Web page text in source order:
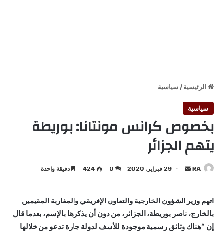
الرئيسية / سياسية
سياسية
بخصوص كرانس مونتانا: بوريطة
يتهم الجزائر
RA
أرسل 29 فبراير، 2020 0
424 دقيقة واحدة
اتهم وزير الشؤون الخارجية والتعاون الإفريقي والمغاربة المقيمين
بالخارج، ناصر بوريطة، الجزائر، من دون أن يذكرها بالإسم، بعدما قال
إن “هناك وثائق رسمية موجودة للأسف لدولة جارة تدعو من خلالها